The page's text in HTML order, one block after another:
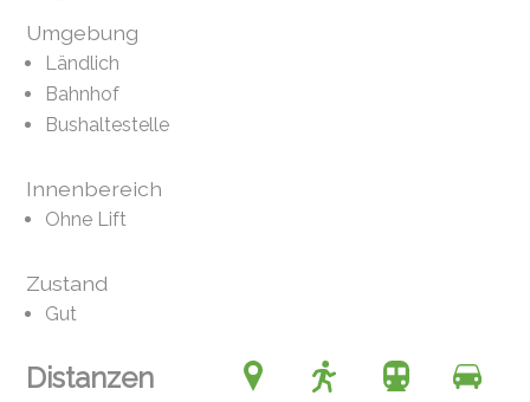
Umgebung
Ländlich
Bahnhof
Bushaltestelle
Innenbereich
Ohne Lift
Zustand
Gut
Distanzen